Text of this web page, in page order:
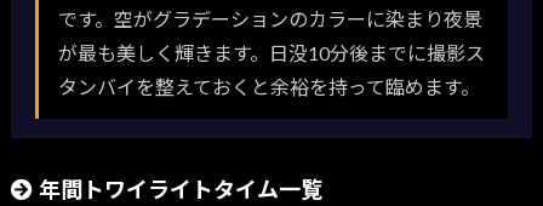
です。空がグラデーションのカラーに染まり夜景
が最も美しく輝きます。日没10分後までに撮影ス
タンバイを整えておくと余裕を持って臨めます。
年間トワイライトタイム一覧